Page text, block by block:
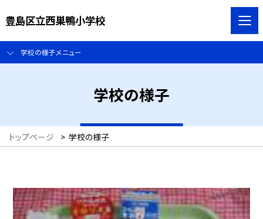
豊島区立西巣鴨小学校
学校の様子メニュー
学校の様子
トップページ > 学校の様子